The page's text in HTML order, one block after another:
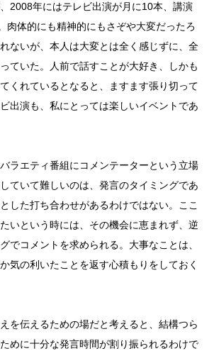
2008年にはテレビ出演が月に10本、講演
肉体的にも精神的にもさぞや大変だったろ
ないが、本人は大変とは全く感じずに、全
ていた。人前で話すことが大好き、しかも
くれているとなると、ますます張り切って
出演も、私にとっては楽しいイベントであ
ラエティ番組にコメンテーターという立場
ていて難しいのは、発言のタイミングであ
した打ち合わせがあるわけではない。ここ
いという時には、その機会に恵まれず、逆
でコメントを求められる。大事なことは、
気の利いたことを返す心積もりをしておく
を伝えるための場だと考えると、結構つら
めに十分な発言時間が割り振られるわけで